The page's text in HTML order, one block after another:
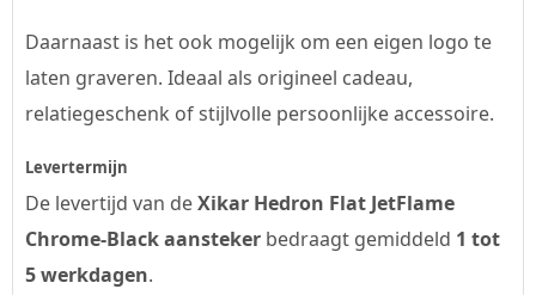
Daarnaast is het ook mogelijk om een eigen logo te
laten graveren. Ideaal als origineel cadeau,
relatiegeschenk of stijlvolle persoonlijke accessoire.
Levertermijn
De levertijd van deXikar Hedron Flat JetFlame
Chrome-Black aansteker bedraagt gemiddeld 1 tot
5 werkdagen.